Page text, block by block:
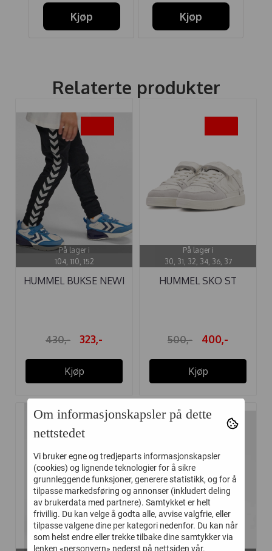
Kjøp
Kjøp
Relaterte produkter
På lager i
104, 110, 152
HUMMEL BUKSE NEWI
430,- 323,-
Kjøp
På lager i
30, 31, 32, 34, 36, 37
HUMMEL SKO ST
500,- 400,-
Kjøp
-35%
Om informasjonskapsler på dette
nettstedet
Vi bruker egne og tredjeparts informasjonskapsler
(cookies) og lignende teknologier for å sikre
grunnleggende funksjoner, generere statistikk, og for å
tilpasse markedsføring og annonser (inkludert deling
av brukerdata med partnere). Samtykket er helt
frivillig. Du kan velge å godta alle, avvise valgfrie, eller
tilpasse valgene dine per kategori nedenfor. Du kan når
som helst endre eller trekke tilbake dine samtykker via
lenken «personvern» nederst på nettsiden vår.